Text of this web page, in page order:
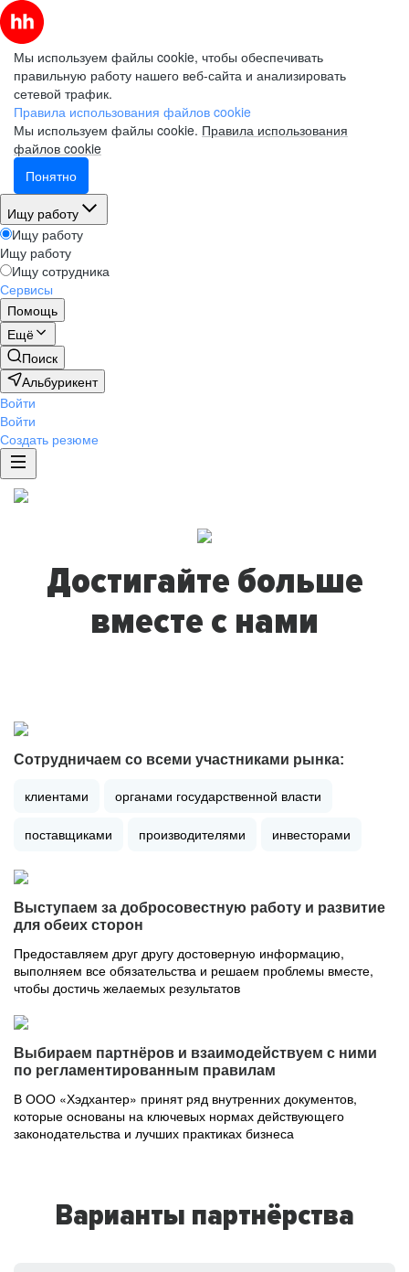
Мы используем файлы cookie, чтобы обеспечивать
правильную работу нашего веб-сайта и анализировать
сетевой трафик.
Правила использования файлов cookie
Мы используем файлы cookie. Правила использования
файлов cookie
Понятно
Ищу работу
Ищу работу
Ищу работу
Ищу сотрудника
Сервисы
Помощь
Ещё
Поиск
Альбурикент
Войти
Войти
Создать резюме
Достигайте больше
вместе с нами
Сотрудничаем со всеми участниками рынка:
клиентами органами государственной власти
поставщиками производителями инвесторами
Выступаем за добросовестную работу и развитие
для обеих сторон
Предоставляем друг другу достоверную информацию,
выполняем все обязательства и решаем проблемы вместе,
чтобы достичь желаемых результатов
Выбираем партнёров и взаимодействуем с ними
по регламентированным правилам
В ООО «Хэдхантер» принят ряд внутренних документов,
которые основаны на ключевых нормах действующего
законодательства и лучших практиках бизнеса
Варианты партнёрства